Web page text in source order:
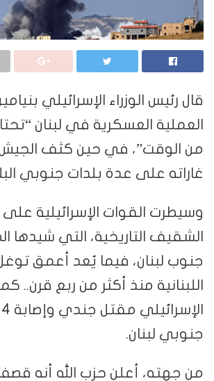
قال رئيس الوزراء الإسرائيلي
العملية العسكرية في لبنان
من الوقت”، في حين كثف الجيش
غاراته على عدة بلدات جنوبي
وسيطرت القوات الإسرائيلية
الشقيف التاريخية، التي شيدها
جنوب لبنان، فيما يُعد أعمق
اللبنانية منذ أكثر من ربع قرن..
جنوبي لبنان.
من جهته، أعلن حزب الله أنه قصف